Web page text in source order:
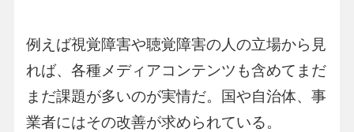
例えば視覚障害や聴覚障害の人の立場から見
れば、各種メディアコンテンツも含めてまだ
まだ課題が多いのが実情だ。国や自治体、事
業者にはその改善が求められている。